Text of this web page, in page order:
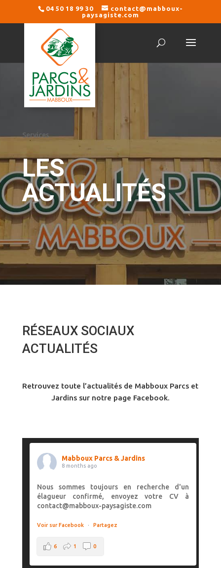
04 50 18 99 30
contact@mabboux-
paysagiste.com
Services
LES
ACTUALITÉS
RÉSEAUX SOCIAUX
ACTUALITÉS
Retrouvez toute l’actualités de Mabboux Parcs et
Jardins sur notre page Facebook.
Mabboux Parcs & Jardins
8 months ago
Nous sommes toujours en recherche d'un
élagueur confirmé, envoyez votre CV à
contact@mabboux-paysagiste.com
Voir sur Facebook · Partagez
6 1 0